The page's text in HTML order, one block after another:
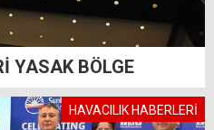
YASAK BÖLGE
HAVACILIK HABERLERİ